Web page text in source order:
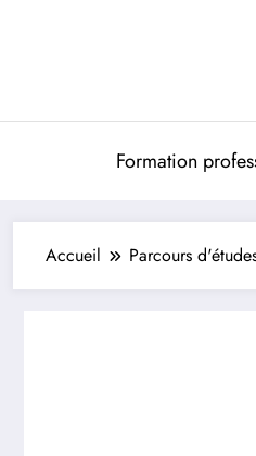
Formation
Accueil Parcours